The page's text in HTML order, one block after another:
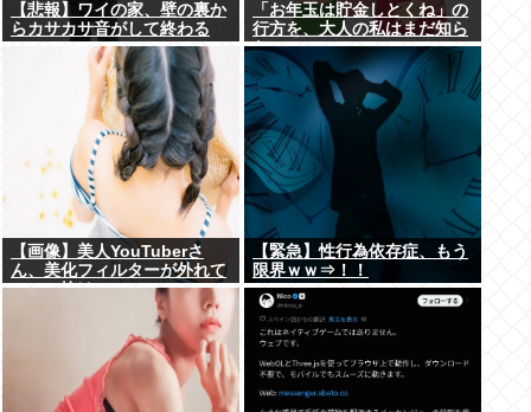
【悲報】ワイの家、壁の裏か
らカサカサ音がして終わる
「お年玉は貯金しとくね」の
行方を、大人の私はまだ知ら
ない。
【画像】美人YouTuberさ
ん、美化フィルターが外れて
ぶっコ抜けwww
【緊急】性行為依存症、もう
限界ｗｗ⇒！！